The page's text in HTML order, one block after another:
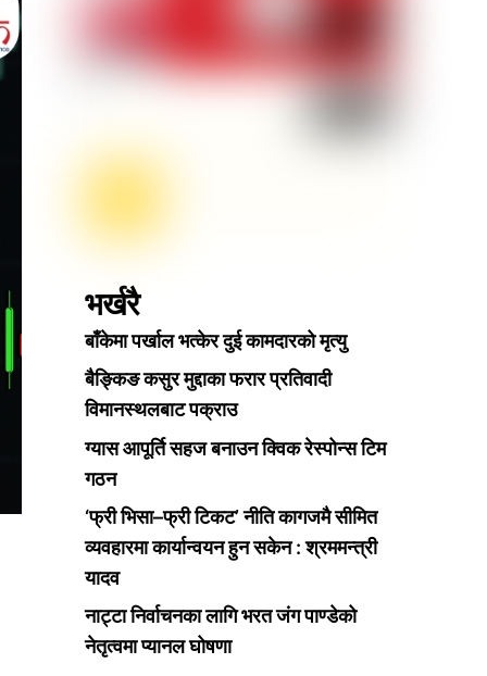
भर्खरै
बाँकेमा पर्खाल भत्केर दुई कामदारको मृत्यु
बैङ्किङ कसुर मुद्दाका फरार प्रतिवादी
विमानस्थलबाट पक्राउ
ग्यास आपूर्ति सहज बनाउन क्विक रेस्पोन्स टिम
गठन
‘फ्री भिसा–फ्री टिकट’ नीति कागजमै सीमित
व्यवहारमा कार्यान्वयन हुन सकेन : श्रममन्त्री
यादव
नाट्टा निर्वाचनका लागि भरत जंग पाण्डेको
नेतृत्वमा प्यानल घोषणा